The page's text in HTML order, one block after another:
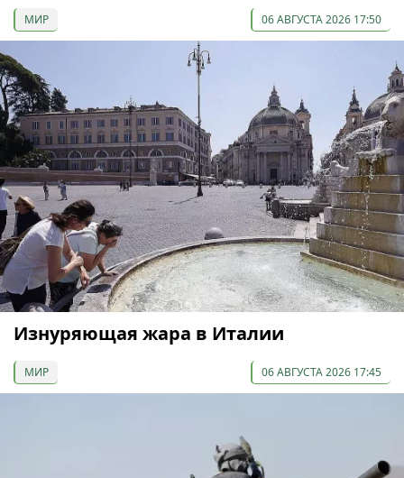
МИР 06 АВГУСТА 2026 17:50
Изнуряющая жара в Италии
МИР 06 АВГУСТА 2026 17:45